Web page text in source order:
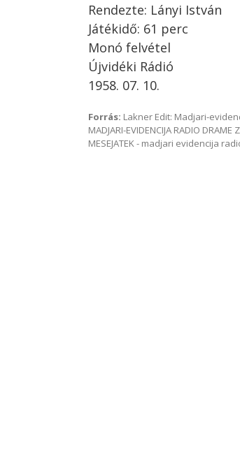
Rendezte: Lányi István
Játékidő: 61 perc
Monó felvétel
Újvidéki Rádió
1958. 07. 10.
Forrás: Lakner Edit: Madjari-
MADJARI-EVIDENCIJA RADIO DRAME
MESEJATEK - madjari evidencija